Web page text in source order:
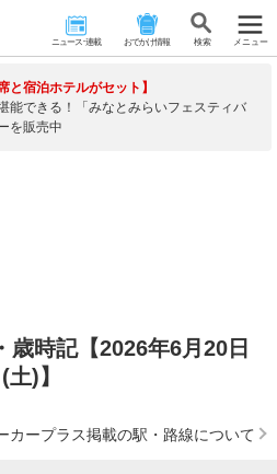
ニュース･連載 おでかけ情報 検 索 メニュー
と宿泊ホテルがセット】
能できる！「みなとみらいフェスティバ
を販売中
歳時記【2026年6月20日
(土)】
カープラス掲載の駅・路線について